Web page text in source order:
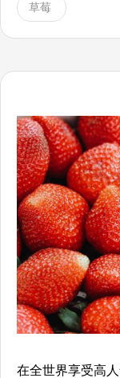
草莓
在全世界享受高